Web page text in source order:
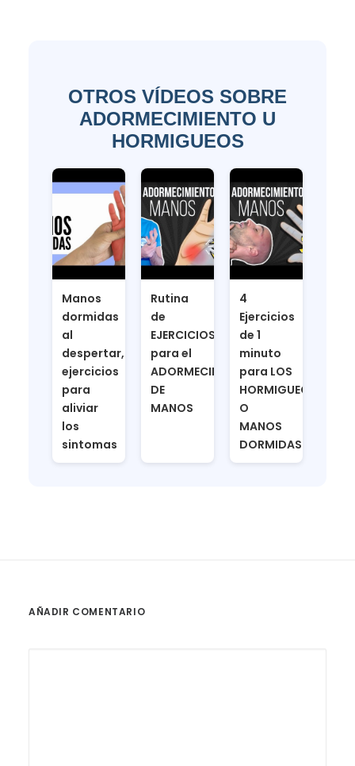
OTROS VÍDEOS SOBRE
ADORMECIMIENTO U
HORMIGUEOS
Manos
dormidas
al
despertar,
ejercicios
para
aliviar
los
sintomas
Rutina
de
EJERCICIOS
para el
ADORMECIMIENTO
DE
MANOS
4
Ejercicios
de 1
minuto
para LOS
HORMIGUEOS
O
MANOS
DORMIDAS
AÑADIR COMENTARIO